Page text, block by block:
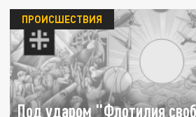
Под ударом "Флотилия
ПРОИСШЕСТВИЯ